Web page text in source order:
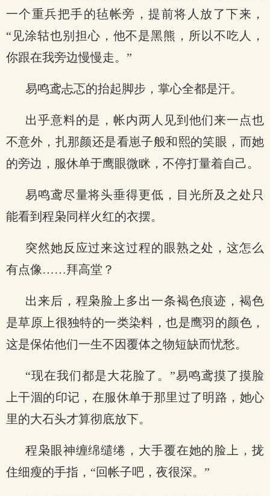
一个重兵把手的毡帐旁，提前将人放了下来，
“见涂轱也别担心，他不是黑熊，所以不吃人，
你跟在我旁边慢慢走。”
易鸣鸢忐忑的抬起脚步，掌心全都是汗。
出乎意料的是，帐内两人见到他们来一点也
不意外，扎那颜还是看崽子般和熙的笑眼，而她
的旁边，服休单于鹰眼微眯，不停打量着自己。
易鸣鸢尽量将头垂得更低，目光所及之处只
能看到程枭同样火红的衣摆。
突然她反应过来这过程的眼熟之处，这怎么
有点像……拜高堂？
出来后，程枭脸上多出一条褐色痕迹，褐色
是草原上很独特的一类染料，也是鹰羽的颜色，
这是保佑他们一生不因覆体之物短缺而忧愁。
“现在我们都是大花脸了。”易鸣鸢摸了摸脸
上干涸的印记，在服休单于那里过了明路，她心
里的大石头才算彻底放下。
程枭眼神缠绵缱绻，大手覆在她的脸上，拢
住细瘦的手指，“回帐子吧，夜很深。”